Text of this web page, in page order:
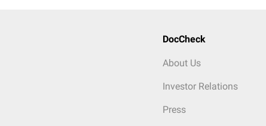
DocCheck
About Us
Investor Relations
Press